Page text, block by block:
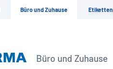
Büro und Zuhause Etiketten
Büro und Zuhause